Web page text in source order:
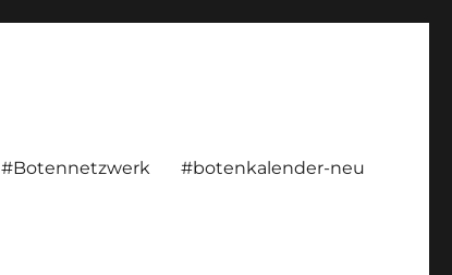
#Botennetzwerk #botenkalender-neu